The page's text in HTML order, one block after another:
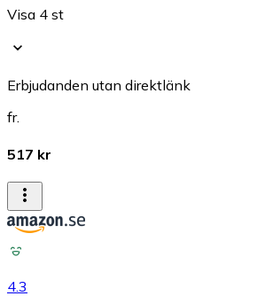
Visa 4 st
Erbjudanden utan direktlänk
fr.
517 kr
4.3